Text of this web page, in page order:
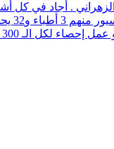
الزهراني . أجاد في
لكل الـ 300 قرية.